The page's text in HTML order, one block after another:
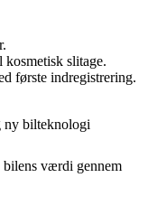
slitage.
første indregistrering.
ny bilteknologi
bilens værdi gennem